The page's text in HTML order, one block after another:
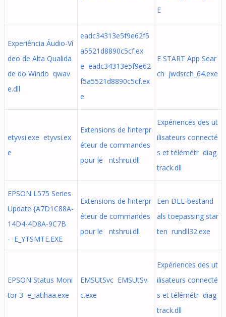
E
Experiência Áudio-Ví
deo de Alta Qualida
de do Windo qwav
e.dll
eadc34313e5f9e62f5
a5521d8890c5cf.ex
e eadc34313e5f9e62
f5a5521d8890c5cf.ex
e
E START App Sear
ch jwdsrch_64.exe
etyvsi.exe etyvsi.ex
e
Extensions de l’interpr
éteur de commandes
pour le ntshrui.dll
Expériences des ut
ilisateurs connecté
s et télémétr diag
track.dll
EPSON L575 Series
Update {A7D1C88A-
14D4-4D8A-9C7B
- E_YTSMTE.EXE
Extensions de l’interpr
éteur de commandes
pour le ntshrui.dll
Een DLL-bestand
als toepassing star
ten rundll32.exe
EPSON Status Moni
tor 3 e_iatihaa.exe
EMSUtSvc EMSUtSv
c.exe
Expériences des ut
ilisateurs connecté
s et télémétr diag
track.dll